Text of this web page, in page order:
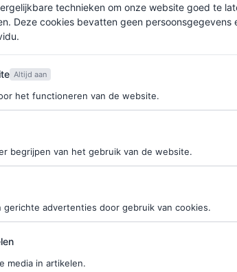
de
engelenvleugels en brat:
technieken om onze website goed te
Deze cookies bevatten geen persoonsgegevens
Altijd aan
het functioneren van de website.
begrijpen van het gebruik van de website.
gerichte advertenties door gebruik van cookies.
media in artikelen.